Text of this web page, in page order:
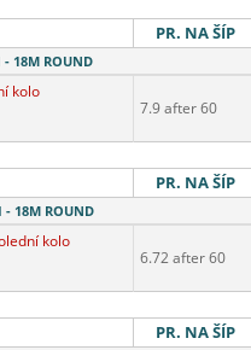
PR. NA ŠÍP
- 18M ROUND
kolo
7.9 after 60
PR. NA ŠÍP
- 18M ROUND
kolo
6.72 after 60
PR. NA ŠÍP